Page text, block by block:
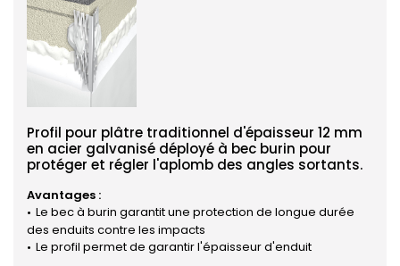
Profil pour plâtre traditionnel d'épaisseur 12 mm
en acier galvanisé déployé à bec burin pour
protéger et régler l'aplomb des angles sortants.
Avantages :
Le bec à burin garantit une protection de longue durée
des enduits contre les impacts
Le profil permet de garantir l'épaisseur d'enduit